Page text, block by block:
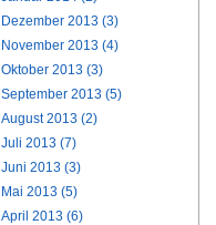
Dezember 2013 (3)
November 2013 (4)
Oktober 2013 (3)
September 2013 (5)
August 2013 (2)
Juli 2013 (7)
Juni 2013 (3)
Mai 2013 (5)
April 2013 (6)